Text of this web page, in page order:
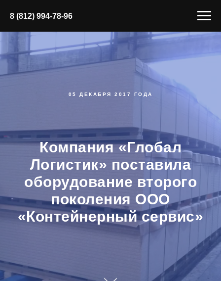
8 (812) 994-78-96
05 ДЕКАБРЯ 2017 ГОДА
Компания «Глобал
Логистик» поставила
оборудование второго
поколения ООО
«Контейнерный сервис»